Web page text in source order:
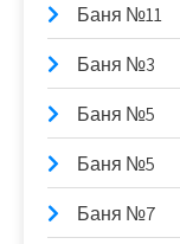
Баня №11
Баня №3
Баня №5
Баня №5
Баня №7